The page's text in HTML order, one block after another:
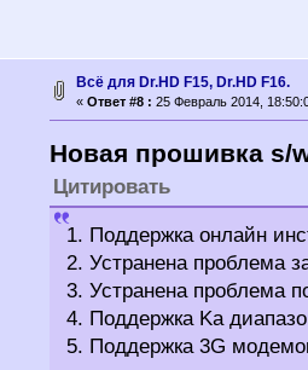
Всё для Dr.HD F15, Dr.HD F16.
« Ответ #8 : 25 Февраль 2014,
Новая прошивка s/
Цитировать
1. Поддержка онлайн
2. Устранена проблема
3. Устранена проблема
4. Поддержка Ka
5. Поддержка 3G